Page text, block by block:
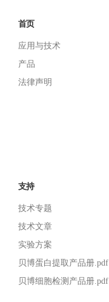
首页
应用与技术
产品
法律声明
支持
技术专题
技术文章
实验方案
贝博蛋白提取产品册.pdf
贝博细胞检测产品册.pdf